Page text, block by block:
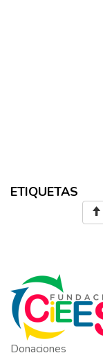
ETIQUETAS
Donaciones